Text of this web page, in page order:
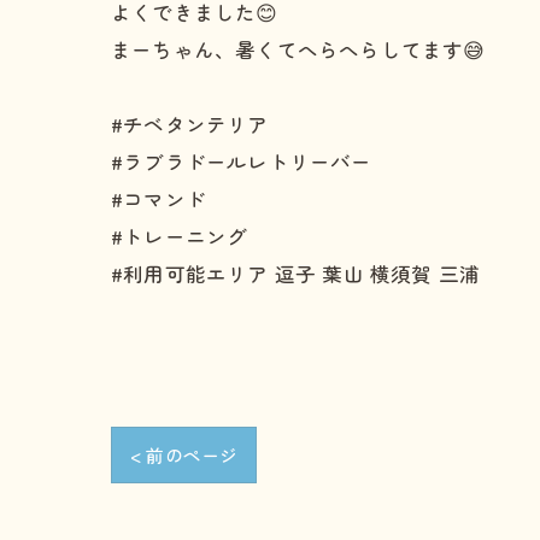
よくできました😊
まーちゃん、暑くてへらへらしてます😅
#チベタンテリア
#ラブラドールレトリーバー
#コマンド
#トレーニング
#利用可能エリア 逗子 葉山 横須賀 三浦
< 前のページ